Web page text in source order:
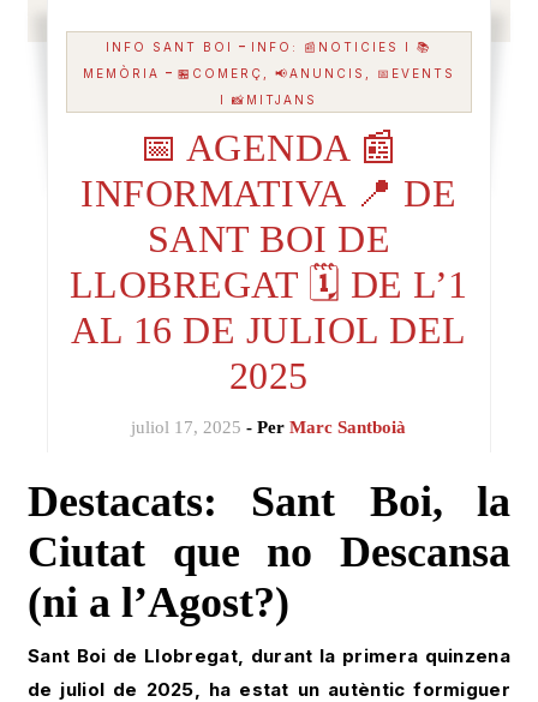
INFO SANT BOI - INFO: 📰NOTICIES I 📚
MEMÒRIA - 🏪COMERÇ, 📢ANUNCIS, 📅EVENTS
I 📸MITJANS
📅 AGENDA 📰
INFORMATIVA 📍 DE
SANT BOI DE
LLOBREGAT 🗓️ DE L’1
AL 16 DE JULIOL DEL
2025
juliol 17, 2025 - PerMarc Santboià
Destacats: Sant Boi, la
Ciutat que no Descansa
(ni a l’Agost?)
Sant Boi de Llobregat, durant la primera quinzena
de juliol de 2025, ha estat un autèntic formiguer